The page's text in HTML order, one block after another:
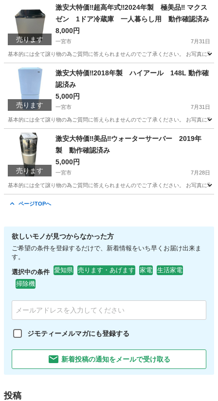
ベビー用品 とおせんぼ
売ります
激安大特価‼️超高年式‼️2024年製 極美品‼️ マクス
ゼン 1ドア冷蔵庫 一人暮らし用 動作確認済み
8,000円
一宮市 7月31日
基本的には全て譲り物の為ご質問に答えられませんのでご了承ください。 お写真に
愛知 一宮市 キッチン家電
売ります
激安大特価‼️2018年製 ハイアール 148L 動作確
認済み
5,000円
一宮市 7月31日
基本的には全て譲り物の為ご質問に答えられませんのでご了承ください。 お写真に
愛知 一宮市 キッチン家電 ハイアール
売ります
激安大特価‼️美品‼️ウォーターサーバー 2019年
製 動作確認済み
5,000円
一宮市 7月28日
基本的には全て譲り物の為ご質問に答えられませんのでご了承ください。 お写真に
ページTOPへ
欲しいモノが見つからなかった方
ご希望の条件を登録するだけで、新着情報をいち早くお届け出来ま
す。
選択中の条件 愛知県 売ります・あげます 家電
生活家電
掃除機
ジモティーメルマガにも登録する
新着投稿の通知をメールで受け取る
投稿